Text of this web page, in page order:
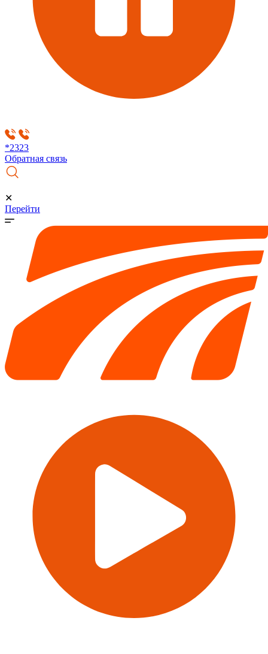
*2323
Обратная связь
✕
Перейти